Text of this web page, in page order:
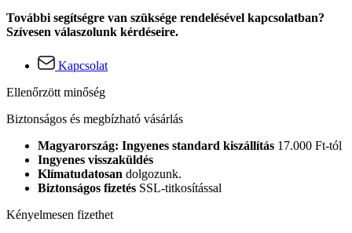
További segítségre van szüksége rendelésével kapcsolatban?
Szívesen válaszolunk kérdéseire.
Kapcsolat
Ellenőrzött minőség
Biztonságos és megbízható vásárlás
Magyarország: Ingyenes standard kiszállítás 17.000 Ft-tól
Ingyenes visszaküldés
Klímatudatosan dolgozunk.
Biztonságos fizetés SSL-titkosítással
Kényelmesen fizethet